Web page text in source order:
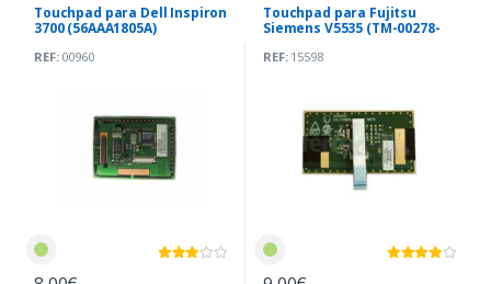
Touchpad para Dell Inspiron
3700 (56AAA1805A)
REF:00960
Touchpad para Fujitsu
Siemens V5535 (TM-00278-
REF:15598